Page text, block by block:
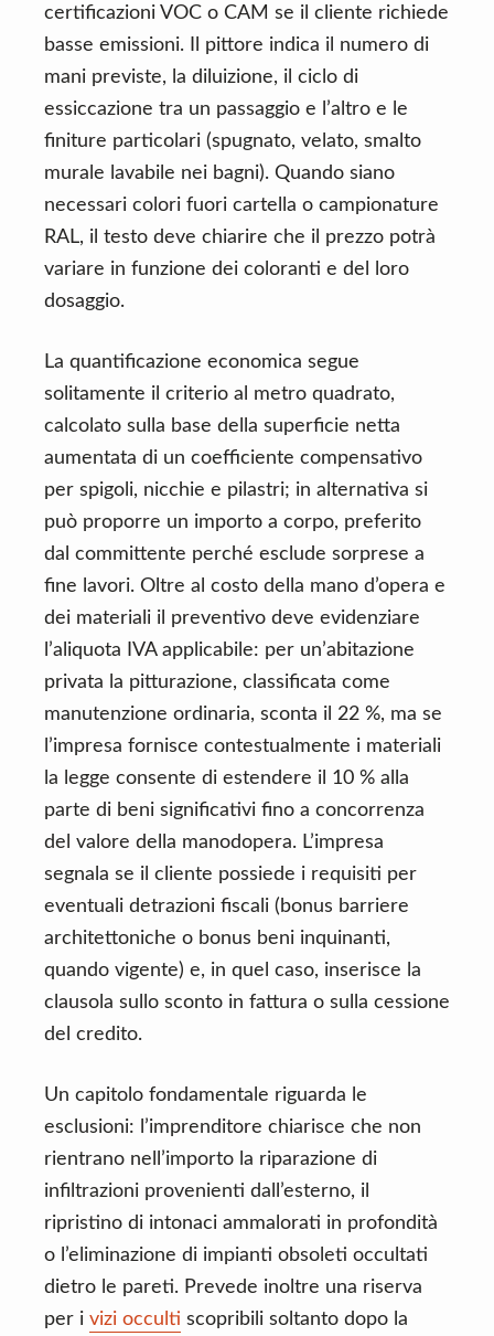
certificazioni VOC o CAM se il cliente richiede
basse emissioni. Il pittore indica il numero di
mani previste, la diluizione, il ciclo di
essiccazione tra un passaggio e l’altro e le
finiture particolari (spugnato, velato, smalto
murale lavabile nei bagni). Quando siano
necessari colori fuori cartella o campionature
RAL, il testo deve chiarire che il prezzo potrà
variare in funzione dei coloranti e del loro
dosaggio.
La quantificazione economica segue
solitamente il criterio al metro quadrato,
calcolato sulla base della superficie netta
aumentata di un coefficiente compensativo
per spigoli, nicchie e pilastri; in alternativa si
può proporre un importo a corpo, preferito
dal committente perché esclude sorprese a
fine lavori. Oltre al costo della mano d’opera e
dei materiali il preventivo deve evidenziare
l’aliquota IVA applicabile: per un’abitazione
privata la pitturazione, classificata come
manutenzione ordinaria, sconta il 22 %, ma se
l’impresa fornisce contestualmente i materiali
la legge consente di estendere il 10 % alla
parte di beni significativi fino a concorrenza
del valore della manodopera. L’impresa
segnala se il cliente possiede i requisiti per
eventuali detrazioni fiscali (bonus barriere
architettoniche o bonus beni inquinanti,
quando vigente) e, in quel caso, inserisce la
clausola sullo sconto in fattura o sulla cessione
del credito.
Un capitolo fondamentale riguarda le
esclusioni: l’imprenditore chiarisce che non
rientrano nell’importo la riparazione di
infiltrazioni provenienti dall’esterno, il
ripristino di intonaci ammalorati in profondità
o l’eliminazione di impianti obsoleti occultati
dietro le pareti. Prevede inoltre una riserva
per i vizi occulti scopribili soltanto dopo la